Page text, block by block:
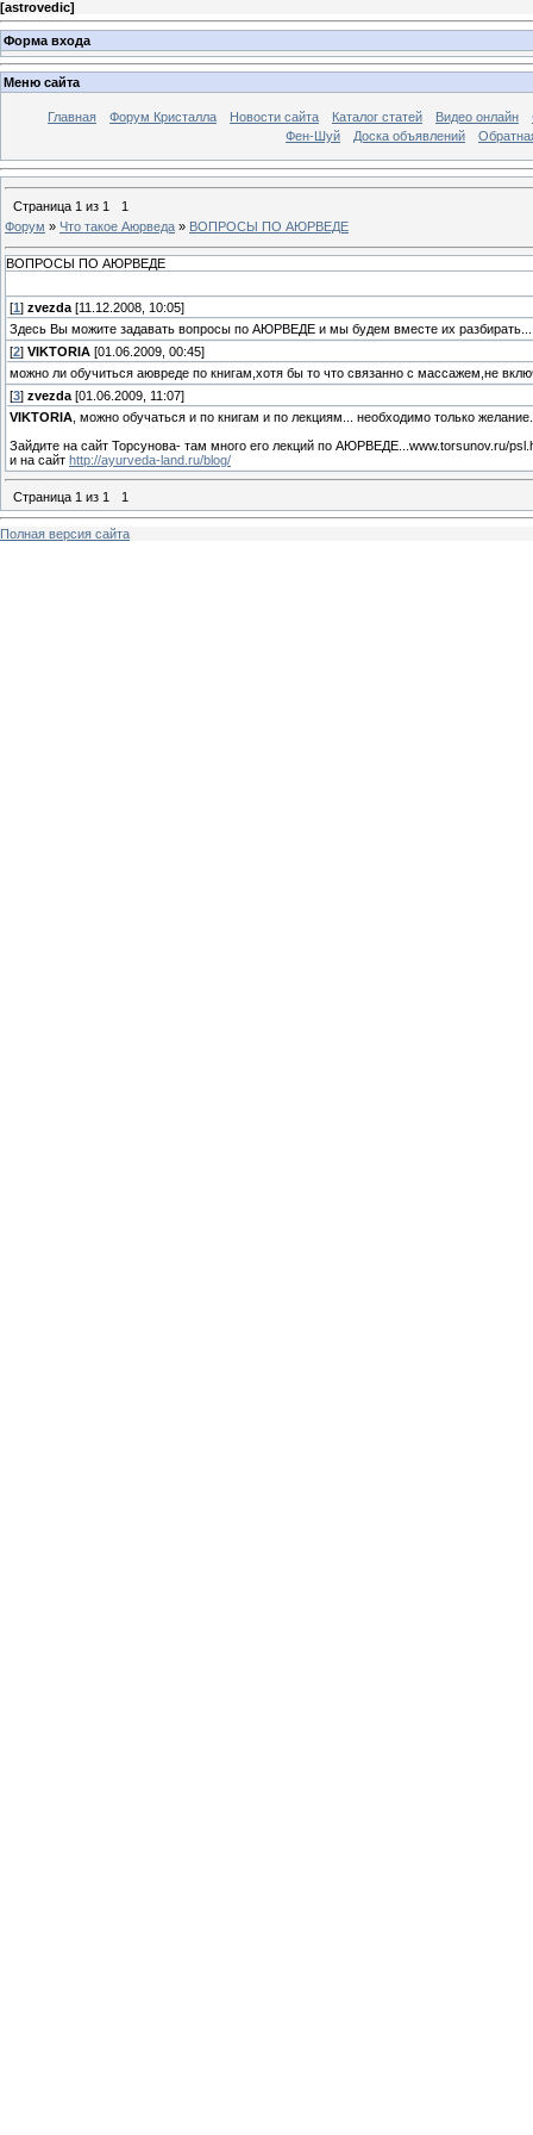
[astrovedic]
Форма входа
Меню сайта
Главная Форум Кристалла Новости сайта Каталог статей Видео онлайн
Фен-Шуй
Доска объявлений
Страница 1 из 1
1
Форум » Что такое Аюрведа » ВОПРОСЫ ПО АЮРВЕДЕ
ВОПРОСЫ ПО АЮРВЕДЕ
[1 ] zvezda [11.12.2008, 10:05]
Здесь Вы можите задавать вопросы по АЮРВЕДЕ и мы будем вместе их
[2] VIKTORIA [01.06.2009, 00:45]
можно ли обучиться аювреде по книгам,хотя бы то что связанно с массажем,не
[3] zvezda [01.06.2009, 11:07]
VIKTORIA , можно обучаться и по книгам и по лекциям... необходимо только
Зайдите на сайт Торсунова- там много его лекций по АЮРВЕДЕ...www.torsunov.ru/
и на сайт http://ayurveda-land.ru/blog/
Страница 1 из 1 1
Полная версия сайта